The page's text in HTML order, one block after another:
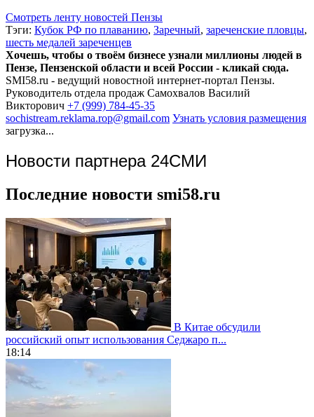
Смотреть ленту новостей Пензы
Тэги: Кубок РФ по плаванию, Заречный, зареченские пловцы,
шесть медалей зареченцев
Хочешь, чтобы о твоём бизнесе узнали миллионы людей в
Пензе, Пензенской области и всей России - кликай сюда.
SMI58.ru - ведущий новостной интернет-портал Пензы.
Руководитель отдела продаж Самохвалов Василий
Викторович +7 (999) 784-45-35
sochistream.reklama.rop@gmail.com Узнать условия размещения
загрузка...
Новости партнера 24СМИ
Последние новости smi58.ru
В Китае обсудили
российский опыт использования Седжаро п...
18:14